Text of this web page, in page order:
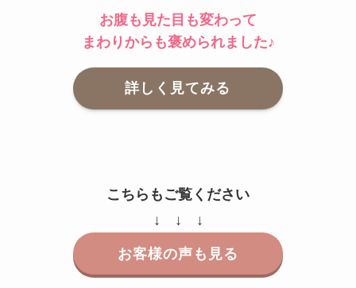
お腹も見た目も変わって
まわりからも褒められました♪
詳しく見てみる
こちらもご覧ください
↓ ↓ ↓
お客様の声も見る